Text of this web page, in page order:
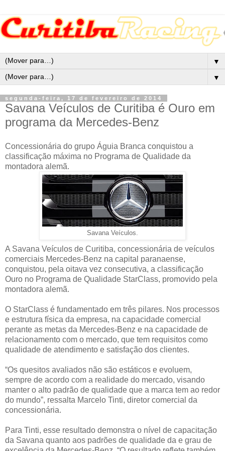
▼
▼
segunda-feira, 17 de fevereiro de 2014
Savana Veículos de Curitiba é Ouro em
programa da Mercedes-Benz
Concessionária do grupo Águia Branca conquistou a
classificação máxima no Programa de Qualidade da
montadora alemã.
Savana Veículos.
A Savana Veículos de Curitiba, concessionária de veículos
comerciais Mercedes-Benz na capital paranaense,
conquistou, pela oitava vez consecutiva, a classificação
Ouro no Programa de Qualidade StarClass, promovido pela
montadora alemã.
O StarClass é fundamentado em três pilares. Nos processos
e estrutura física da empresa, na capacidade comercial
perante as metas da Mercedes-Benz e na capacidade de
relacionamento com o mercado, que tem requisitos como
qualidade de atendimento e satisfação dos clientes.
“Os quesitos avaliados não são estáticos e evoluem,
sempre de acordo com a realidade do mercado, visando
manter o alto padrão de qualidade que a marca tem ao redor
do mundo”, ressalta Marcelo Tinti, diretor comercial da
concessionária.
Para Tinti, esse resultado demonstra o nível de capacitação
da Savana quanto aos padrões de qualidade da e grau de